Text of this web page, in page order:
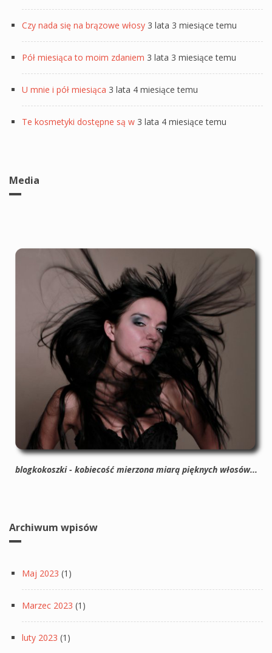
Czy nada się na brązowe włosy 3 lata 3 miesiące temu
Pół miesiąca to moim zdaniem 3 lata 3 miesiące temu
U mnie i pół miesiąca 3 lata 4 miesiące temu
Te kosmetyki dostępne są w 3 lata 4 miesiące temu
Media
blogkokoszki - kobiecość mierzona miarą pięknych włosów...
Archiwum wpisów
Maj 2023 (1)
Marzec 2023 (1)
luty 2023 (1)